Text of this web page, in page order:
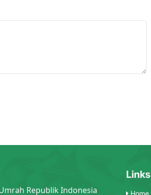
Republik Indonesia
Links
Home